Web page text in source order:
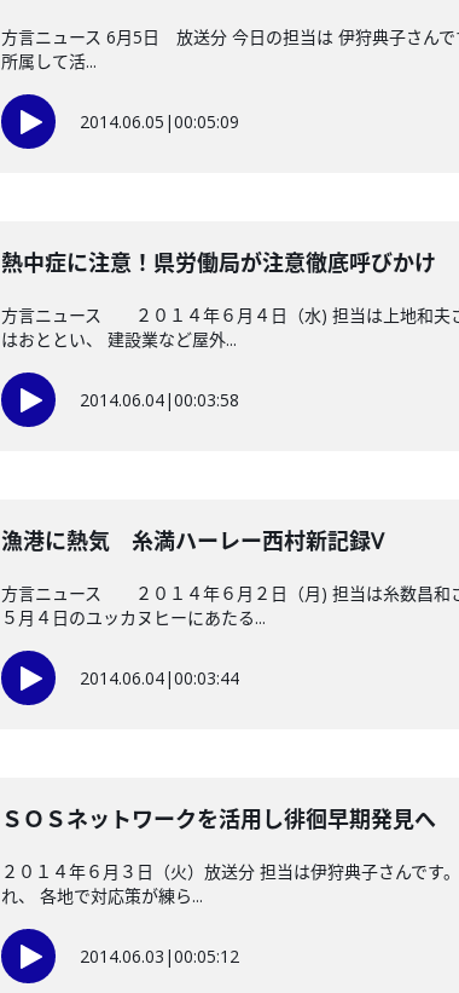
方言ニュース 6月5日 放送分 今日の担当は 伊狩典子さん
所属して活...
2014.06.05 |00:05:09
熱中症に注意！県労働局が注意徹底呼びかけ
方言ニュース ２０１４年６月４日（水) 担当は上地和夫
はおととい、 建設業など屋外...
2014.06.04|00:03:58
漁港に熱気 糸満ハーレー西村新記録V
方言ニュース ２０１４年６月２日（月) 担当は糸数昌和
５月４日のユッカヌヒーにあたる...
2014.06.04|00:03:44
ＳＯＳネットワークを活用し徘徊早期発見へ
２０１４年６月３日（火）放送分 担当は伊狩典子さんで
れ、 各地で対応策が練ら...
2014.06.03 |00:05:12